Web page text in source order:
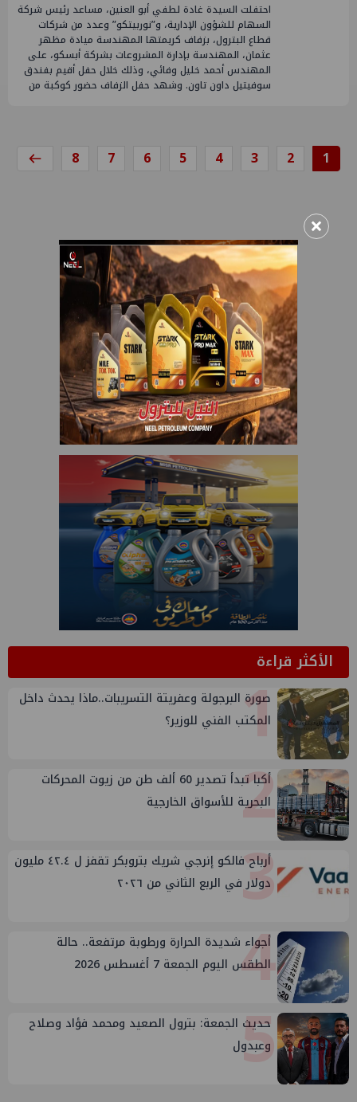
احتفلت السيدة غادة لطفي أبو العنين، مساعد رئيس شركة
السهام للشؤون الإدارية، و”نوربيتكو” وعدد من شركات
قطاع البترول، بزفاف كريمتها المهندسة ميادة مظهر
عثمان، المهندسة بإدارة المشروعات بشركة أبسكو، على
المهندس أحمد خليل وفائي، وذلك خلال حفل أقيم بفندق
سوفيتيل داون تاون. وشهد حفل الزفاف حضور كوكبة من
1
2
3
4
5
6
7
8
الأكثر قراءة1
صورة البرجولة وعفريتة التسريبات..ماذا يحدث داخل
المكتب الفني للوزير؟
2
أكبا تبدأ تصدير 60 ألف طن من زيوت المحركات
البحرية للأسواق الخارجية
3
أرباح فالكو إنرجي شريك بتروبكر تقفز ل ٤٢.٤ مليون
دولار في الربع الثاني من ٢٠٢٦
4
أجواء شديدة الحرارة ورطوبة مرتفعة.. حالة
الطقس اليوم الجمعة 7 أغسطس 2026
5
حديث الجمعة: بترول الصعيد ومحمد فؤاد وصلاح
وعبدول
×